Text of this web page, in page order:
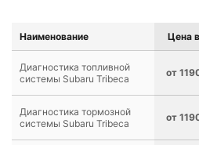
Наименование Цена
Диагностика топливной
системы Subaru Tribeca
от
Диагностика тормозной
системы Subaru Tribeca
от